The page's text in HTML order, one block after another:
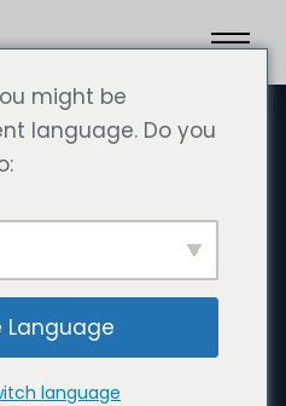
2024
için Almanca
Sosyal
ve
(m/f/d)
might be
language. Do you
Language
language